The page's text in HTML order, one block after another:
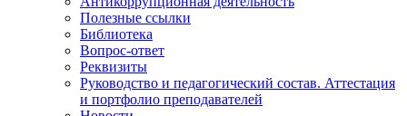
Полезные ссылки
Библиотека
Вопрос-ответ
Реквизиты
Руководство и педагогический состав. Аттестация
и портфолио преподавателей